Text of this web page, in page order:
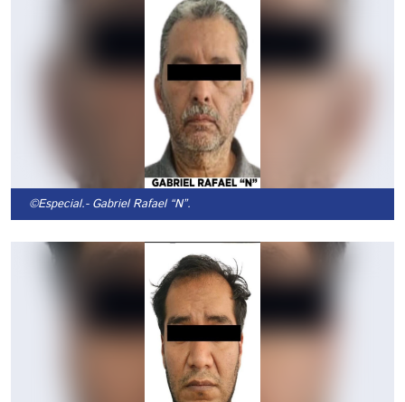
©Especial.- Gabriel Rafael “N”.